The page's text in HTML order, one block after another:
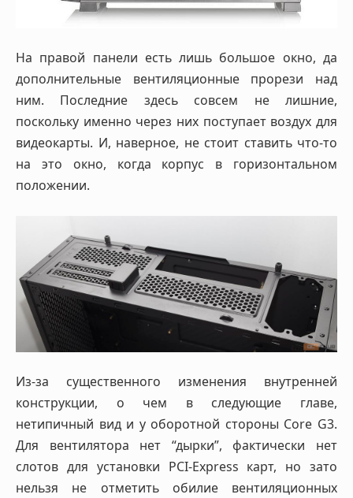
На правой панели есть лишь большое окно, да
дополнительные вентиляционные прорези над
ним. Последние здесь совсем не лишние,
поскольку именно через них поступает воздух для
видеокарты. И, наверное, не стоит ставить что-то
на это окно, когда корпус в горизонтальном
положении.
Из-за существенного изменения внутренней
конструкции, о чем в следующие главе,
нетипичный вид и у оборотной стороны Core G3.
Для вентилятора нет “дырки”, фактически нет
слотов для установки PCI-Express карт, но зато
нельзя не отметить обилие вентиляционных